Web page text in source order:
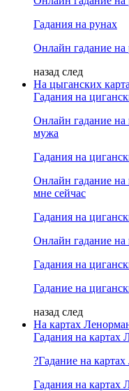
Гадания на рунах
Онлайн гадание на
назад след
На цыганских
Гадания на
Онлайн гадание на
мужа
Гадания на
Онлайн гадание на
мне сейчас
Гадания на
Онлайн гадание на
Гадания на
Гадание на
назад след
На картах
Гадания на картах
?Гадание на
Гадания на картах